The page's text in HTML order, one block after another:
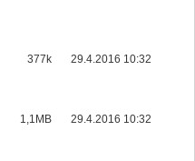
377k 29.4.2016 10:32
1,1MB 29.4.2016 10:32